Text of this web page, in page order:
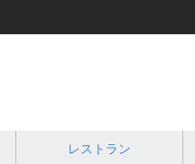
レストラン